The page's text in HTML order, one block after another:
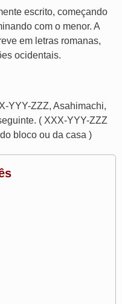
escrito, começando
com o menor. A
em letras romanas,
ocidentais.
YYY-ZZZ, Asahimachi,
( XXX-YYY-ZZZ
bloco ou da casa )